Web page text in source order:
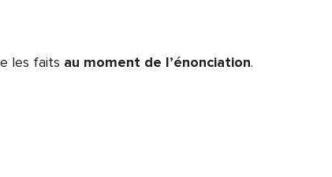
les faits au moment de l’énonciation.